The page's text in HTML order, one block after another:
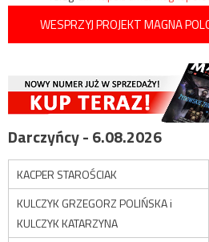
WESPRZYJ PROJEKT MAGNA
Darczyńcy - 6.08.2026
KACPER STAROŚCIAK
KULCZYK GRZEGORZ POLIŃSKA i
KULCZYK KATARZYNA